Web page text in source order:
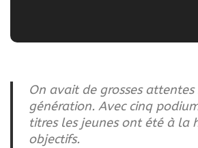
On avait de grosses attentes
génération. Avec cinq
titres les jeunes ont été à la
objectifs.